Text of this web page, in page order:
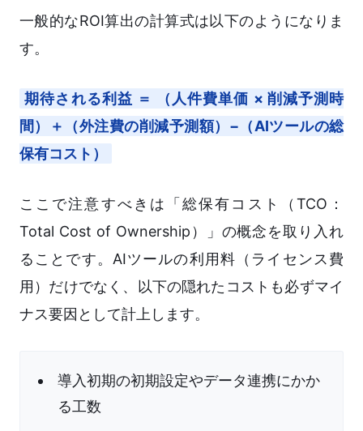
一般的なROI算出の計算式は以下のようになりま
す。
期待される利益 ＝ （人件費単価 × 削減予測時
間）＋（外注費の削減予測額）−（AIツールの総
保有コスト）
ここで注意すべきは「総保有コスト（TCO：
Total Cost of Ownership）」の概念を取り入れ
ることです。AIツールの利用料（ライセンス費
用）だけでなく、以下の隠れたコストも必ずマイ
ナス要因として計上します。
導入初期の初期設定やデータ連携にかか
る工数